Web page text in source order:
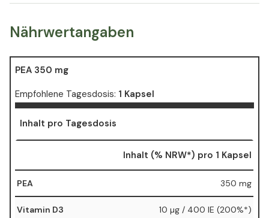
Nährwertangaben
PEA 350 mg
Empfohlene Tagesdosis: 1 Kapsel
Inhalt pro Tagesdosis
Inhalt (% NRW*) pro 1 Kapsel
PEA 350 mg
Vitamin D3 10 µg / 400 IE (200%*)